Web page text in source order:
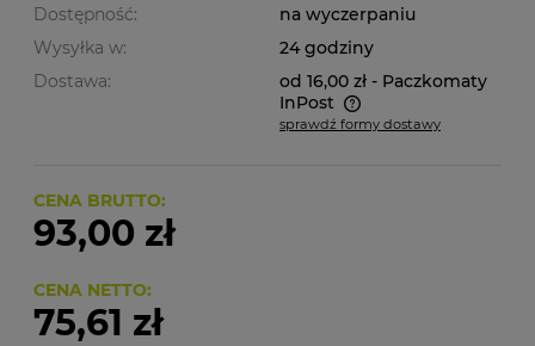
Dostępność:
na wyczerpaniu
Wysyłka w:
24 godziny
Dostawa:
od 16,00 zł - Paczkomaty
InPost
Cena nie zawiera ewentualnych kosztów płatności
sprawdź formy dostawy
CENA BRUTTO:
93,00 zł
CENA NETTO:
75,61 zł